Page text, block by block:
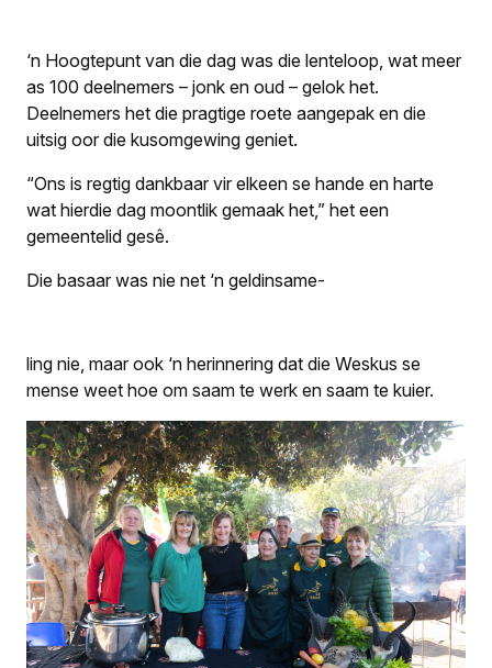
‘n Hoogtepunt van die dag was die lenteloop, wat meer
as 100 deelnemers – jonk en oud – gelok het.
Deelnemers het die pragtige roete aangepak en die
uitsig oor die kusomgewing geniet.
“Ons is regtig dankbaar vir elkeen se hande en harte
wat hierdie dag moontlik gemaak het,” het een
gemeentelid gesê.
Die basaar was nie net ‘n geldinsame-
ling nie, maar ook ‘n herinnering dat die Weskus se
mense weet hoe om saam te werk en saam te kuier.